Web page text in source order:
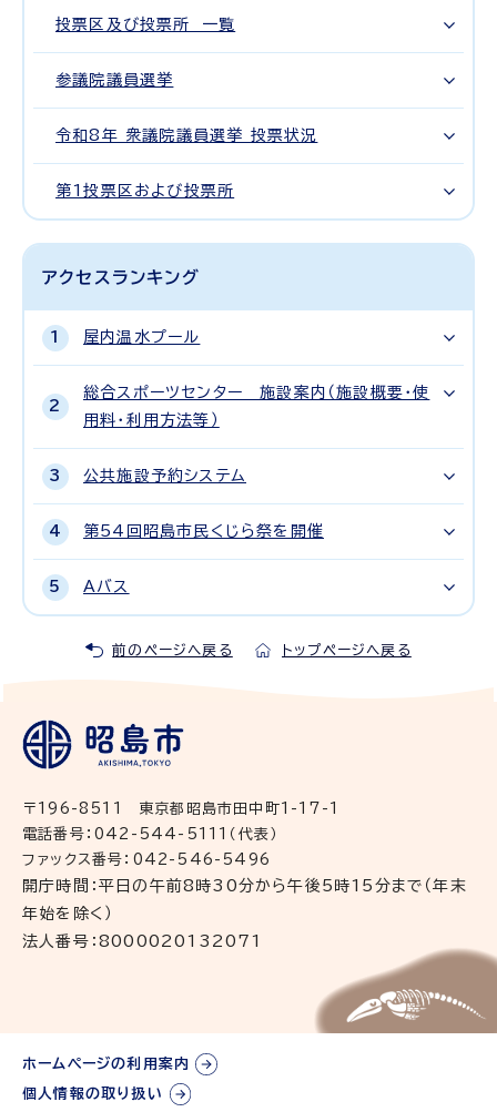
投票区及び投票所 一覧
参議院議員選挙
令和8年 衆議院議員選挙 投票状況
第1投票区および投票所
アクセスランキング
屋内温水プール
総合スポーツセンター 施設案内（施設概要・使
用料・利用方法等）
公共施設予約システム
第54回昭島市民くじら祭を開催
Aバス
前のページへ戻る トップページへ戻る
〒196-8511 東京都昭島市田中町1-17-1
電話番号：042-544-5111（代表）
ファックス番号：042-546-5496
開庁時間：平日の午前8時30分から午後5時15分まで（年末
年始を除く）
法人番号：8000020132071
ホームページの利用案内
個人情報の取り扱い